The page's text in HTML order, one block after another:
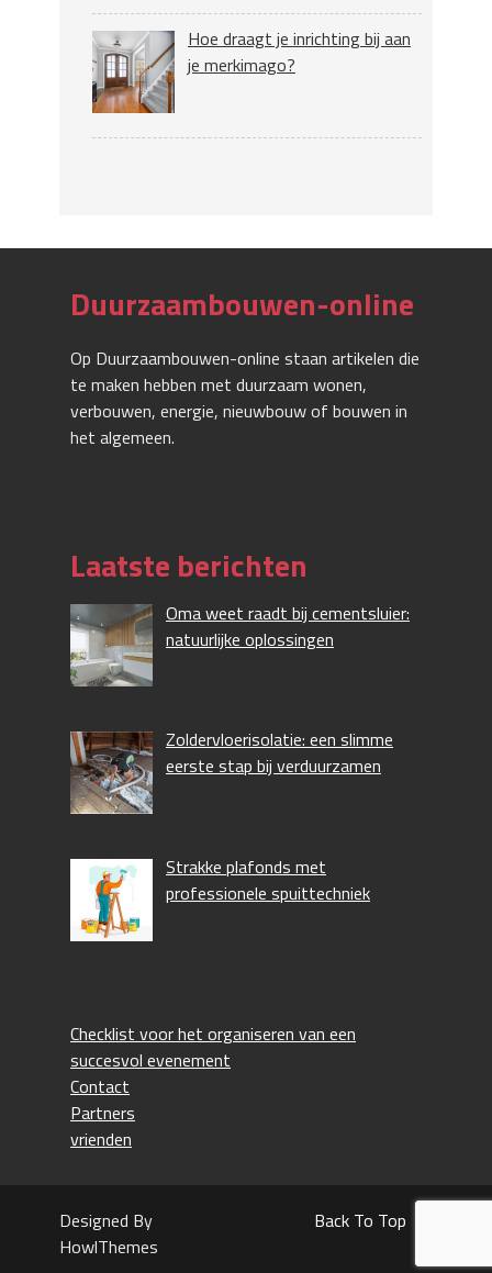
Hoe draagt je inrichting bij aan
je merkimago?
Duurzaambouwen-online
Op Duurzaambouwen-online staan artikelen die
te maken hebben met duurzaam wonen,
verbouwen, energie, nieuwbouw of bouwen in
het algemeen.
Laatste berichten
Oma weet raadt bij cementsluier:
natuurlijke oplossingen
Zoldervloerisolatie: een slimme
eerste stap bij verduurzamen
Strakke plafonds met
professionele spuittechniek
Checklist voor het organiseren van een
succesvol evenement
Contact
Partners
vrienden
Designed By
HowlThemes
Back To Top